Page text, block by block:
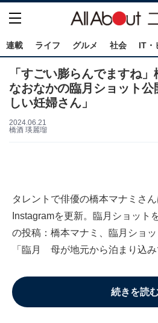
連載 ライフ グルメ 社会 IT・
「すごい膨らんでますね
なおなかの臨月ショット
しい妊婦さん」
2024.06.21
橋酒 瑛麗瑠
タレントで俳優の橋本マナミさ
Instagramを更新。臨月ショット
の投稿：橋本マナミ、臨月ショ
「臨月 母が地元から泊まり込
続きを読